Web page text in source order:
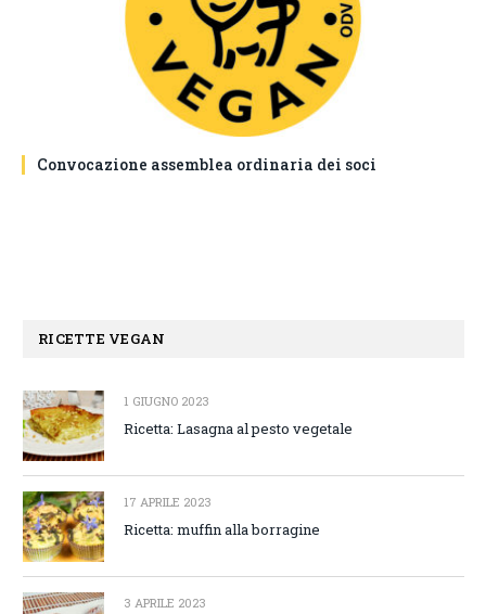
Convocazione assemblea ordinaria dei soci
RICETTE VEGAN
1 GIUGNO 2023
Ricetta: Lasagna al pesto vegetale
17 APRILE 2023
Ricetta: muffin alla borragine
3 APRILE 2023